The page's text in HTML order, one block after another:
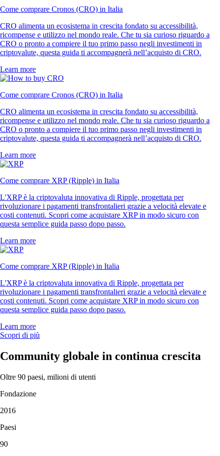
Come comprare Cronos (CRO) in Italia
CRO alimenta un ecosistema in crescita fondato su accessibilità,
ricompense e utilizzo nel mondo reale. Che tu sia curioso riguardo a
CRO o pronto a compiere il tuo primo passo negli investimenti in
criptovalute, questa guida ti accompagnerà nell’acquisto di CRO.
Learn more
Come comprare Cronos (CRO) in Italia
CRO alimenta un ecosistema in crescita fondato su accessibilità,
ricompense e utilizzo nel mondo reale. Che tu sia curioso riguardo a
CRO o pronto a compiere il tuo primo passo negli investimenti in
criptovalute, questa guida ti accompagnerà nell’acquisto di CRO.
Learn more
Come comprare XRP (Ripple) in Italia
L'XRP è la criptovaluta innovativa di Ripple, progettata per
rivoluzionare i pagamenti transfrontalieri grazie a velocità elevate e
costi contenuti. Scopri come acquistare XRP in modo sicuro con
questa semplice guida passo dopo passo.
Learn more
Come comprare XRP (Ripple) in Italia
L'XRP è la criptovaluta innovativa di Ripple, progettata per
rivoluzionare i pagamenti transfrontalieri grazie a velocità elevate e
costi contenuti. Scopri come acquistare XRP in modo sicuro con
questa semplice guida passo dopo passo.
Learn more
Scopri di più
Community globale in continua crescita
Oltre 90 paesi, milioni di utenti
Fondazione
2016
Paesi
90